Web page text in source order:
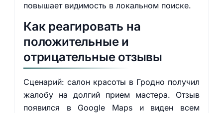
повышает видимость в локальном поиске.
Как реагировать на
положительные и
отрицательные отзывы
Сценарий: салон красоты в Гродно получил
жалобу на долгий прием мастера. Отзыв
появился в Google Maps и виден всем